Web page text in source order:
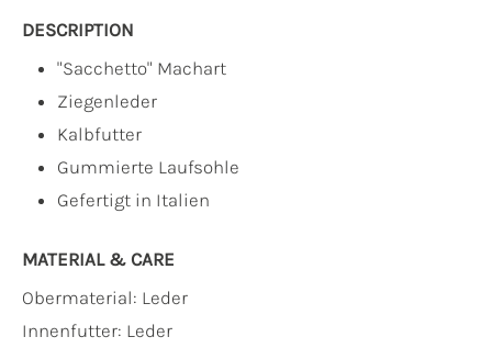
DESCRIPTION
"Sacchetto" Machart
Ziegenleder
Kalbfutter
Gummierte Laufsohle
Gefertigt in Italien
MATERIAL & CARE
Obermaterial: Leder
Innenfutter: Leder